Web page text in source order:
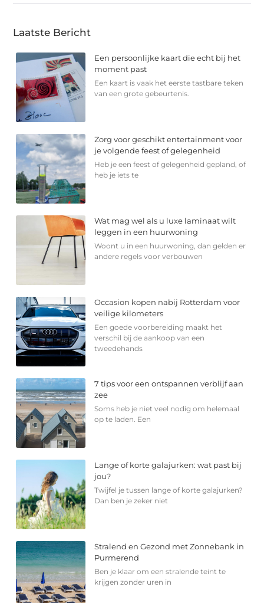
Laatste Bericht
Een persoonlijke kaart die echt bij het
moment past
Een kaart is vaak het eerste tastbare teken
van een grote gebeurtenis.
Zorg voor geschikt entertainment voor
je volgende feest of gelegenheid
Heb je een feest of gelegenheid gepland, of
heb je iets te
Wat mag wel als u luxe laminaat wilt
leggen in een huurwoning
Woont u in een huurwoning, dan gelden er
andere regels voor verbouwen
Occasion kopen nabij Rotterdam voor
veilige kilometers
Een goede voorbereiding maakt het
verschil bij de aankoop van een
tweedehands
7 tips voor een ontspannen verblijf aan
zee
Soms heb je niet veel nodig om helemaal
op te laden. Een
Lange of korte galajurken: wat past bij
jou?
Twijfel je tussen lange of korte galajurken?
Dan ben je zeker niet
Stralend en Gezond met Zonnebank in
Purmerend
Ben je klaar om een stralende teint te
krijgen zonder uren in